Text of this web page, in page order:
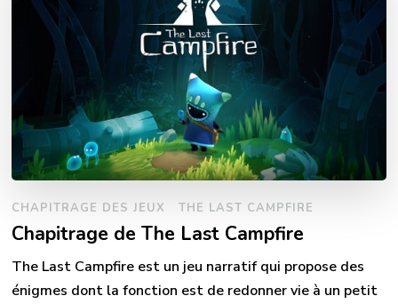
CHAPITRAGE DES JEUX THE LAST CAMPFIRE
Chapitrage de The Last Campfire
The Last Campfire est un jeu narratif qui propose des
énigmes dont la fonction est de redonner vie à un petit